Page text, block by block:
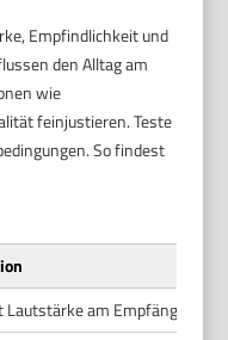
Empfindlichkeit und
den Alltag am
wie
feinjustieren. Teste
So findest
Lautstärke am Empfänger